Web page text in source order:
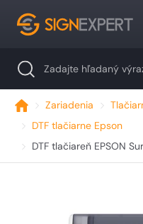
Zariadenia
DTF tlačiarne Epson
DTF tlačiareň EPSON